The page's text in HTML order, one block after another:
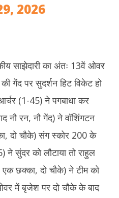
2026
साझेदारी का अंतः 13वें ओवर
गेंद पर सुदर्शन हिट विकेट हो
(1-45) ने पगबाधा कर
नौ रन, नौ गेंद) ने वॉशिंगटन
दो चौके) संग स्कोर 200 के
ने सुंदर को लौटाया तो राहुल
एक छक्का, दो चौके) ने टीम को
में बृजेश पर दो चौके के बाद